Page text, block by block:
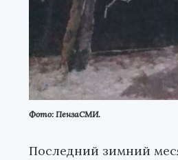
Фото: ПензаСМИ.
Последний зимний